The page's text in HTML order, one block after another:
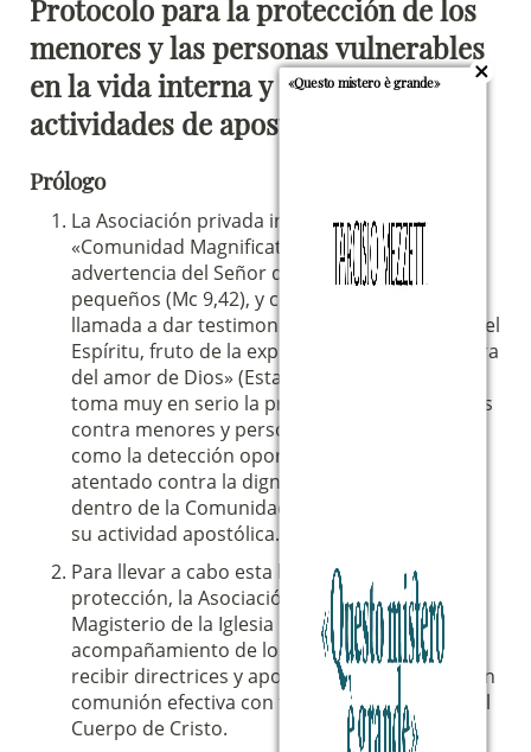
Protocolo para la protección de los
menores y las personas vulnerables
en la vida interna y en las
actividades de apostolado
Prólogo
La Asociación privada internacional de fieles
«Comunidad Magnificat», recordando la grave
advertencia del Señor de no escandalizar a los
pequeños (Mc 9,42), y consciente de que está
llamada a dar testimonio de «la vida nueva en el
Espíritu, fruto de la experiencia transformadora
del amor de Dios» (Estatutos, art. 2, § 2), se
toma muy en serio la prevención de los abusos
contra menores y personas vulnerables, así
como la detección oportuna de cualquier
atentado contra la dignidad de estos, tanto
dentro de la Comunidad como en el marco de
su actividad apostólica.
Para llevar a cabo esta labor de prevención y
protección, la Asociación se apoya en el
Magisterio de la Iglesia Católica y en el
acompañamiento de los pastores, tanto para
recibir directrices y apoyo como para actuar en
comunión efectiva con todos los miembros del
Cuerpo de Cristo.
«Questo mistero è grande»